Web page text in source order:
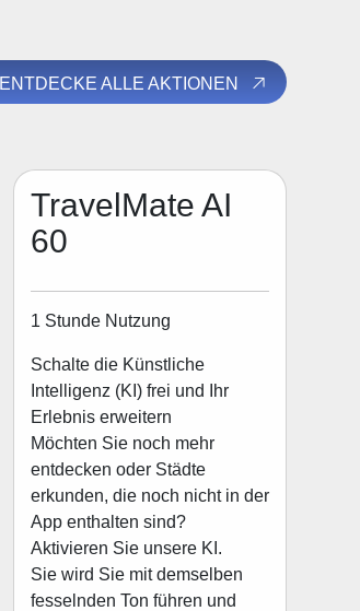
ENTDECKE ALLE AKTIONEN
TravelMate AI
60
1 Stunde Nutzung
Schalte die Künstliche
Intelligenz (KI) frei und Ihr
Erlebnis erweitern
Möchten Sie noch mehr
entdecken oder Städte
erkunden, die noch nicht in der
App enthalten sind?
Aktivieren Sie unsere KI.
Sie wird Sie mit demselben
fesselnden Ton führen und